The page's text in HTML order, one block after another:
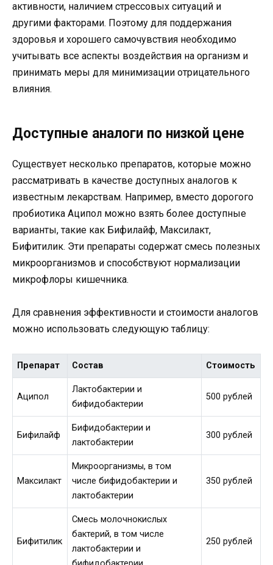
активности, наличием стрессовых ситуаций и
другими факторами. Поэтому для поддержания
здоровья и хорошего самочувствия необходимо
учитывать все аспекты воздействия на организм и
принимать меры для минимизации отрицательного
влияния.
Доступные аналоги по низкой цене
Существует несколько препаратов, которые можно
рассматривать в качестве доступных аналогов к
известным лекарствам. Например, вместо дорогого
пробиотика Аципол можно взять более доступные
варианты, такие как Бифилайф, Максилакт,
Бифитилик. Эти препараты содержат смесь полезных
микроорганизмов и способствуют нормализации
микрофлоры кишечника.
Для сравнения эффективности и стоимости аналогов
можно использовать следующую таблицу:
Препарат Состав Стоимость
Аципол
Лактобактерии и
бифидобактерии
500 рублей
Бифилайф
Бифидобактерии и
лактобактерии
300 рублей
Максилакт
Микроорганизмы, в том
числе бифидобактерии и
лактобактерии
350 рублей
Бифитилик
Смесь молочнокислых
бактерий, в том числе
лактобактерии и
250 рублей